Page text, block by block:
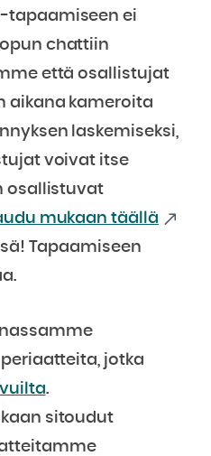
tapaamiseen ei
chattiin
että osallistujat
aikana kameroita
laskemiseksi,
voivat itse
osallistuvat
mukaan täällä
Tapaamiseen
jotka
.
sitoudut